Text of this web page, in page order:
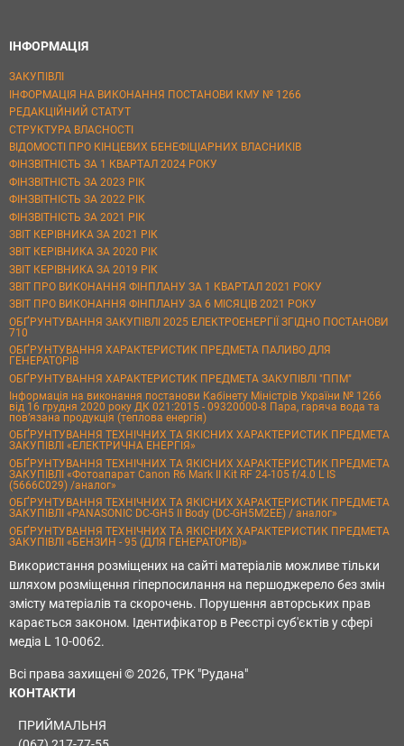
ІНФОРМАЦІЯ
ЗАКУПІВЛІ
ІНФОРМАЦІЯ НА ВИКОНАННЯ ПОСТАНОВИ КМУ № 1266
РЕДАКЦІЙНИЙ СТАТУТ
СТРУКТУРА ВЛАСНОСТІ
ВІДОМОСТІ ПРО КІНЦЕВИХ БЕНЕФІЦІАРНИХ ВЛАСНИКІВ
ФІНЗВІТНІСТЬ ЗА 1 КВАРТАЛ 2024 РОКУ
ФІНЗВІТНІСТЬ ЗА 2023 РІК
ФІНЗВІТНІСТЬ ЗА 2022 РІК
ФІНЗВІТНІСТЬ ЗА 2021 РІК
ЗВІТ КЕРІВНИКА ЗА 2021 РІК
ЗВІТ КЕРІВНИКА ЗА 2020 РІК
ЗВІТ КЕРІВНИКА ЗА 2019 РІК
ЗВІТ ПРО ВИКОНАННЯ ФІНПЛАНУ ЗА 1 КВАРТАЛ 2021 РОКУ
ЗВІТ ПРО ВИКОНАННЯ ФІНПЛАНУ ЗА 6 МІСЯЦІВ 2021 РОКУ
ОБҐРУНТУВАННЯ ЗАКУПІВЛІ 2025 ЕЛЕКТРОЕНЕРГІЇ ЗГІДНО ПОСТАНОВИ
710
ОБҐРУНТУВАННЯ ХАРАКТЕРИСТИК ПРЕДМЕТА ПАЛИВО ДЛЯ
ГЕНЕРАТОРІВ
ОБҐРУНТУВАННЯ ХАРАКТЕРИСТИК ПРЕДМЕТА ЗАКУПІВЛІ "ППМ"
Інформація на виконання постанови Кабінету Міністрів України № 1266
від 16 грудня 2020 року ДК 021:2015 - 09320000-8 Пара, гаряча вода та
пов’язана продукція (теплова енергія)
ОБҐРУНТУВАННЯ ТЕХНІЧНИХ ТА ЯКІСНИХ ХАРАКТЕРИСТИК ПРЕДМЕТА
ЗАКУПІВЛІ «ЕЛЕКТРИЧНА ЕНЕРГІЯ»
ОБҐРУНТУВАННЯ ТЕХНІЧНИХ ТА ЯКІСНИХ ХАРАКТЕРИСТИК ПРЕДМЕТА
ЗАКУПІВЛІ «Фотоапарат Canon R6 Mark II Kit RF 24-105 f/4.0 L IS
(5666C029) /аналог»
ОБҐРУНТУВАННЯ ТЕХНІЧНИХ ТА ЯКІСНИХ ХАРАКТЕРИСТИК ПРЕДМЕТА
ЗАКУПІВЛІ «PANASONIC DC-GH5 II Body (DC-GH5M2EE) / аналог»
ОБҐРУНТУВАННЯ ТЕХНІЧНИХ ТА ЯКІСНИХ ХАРАКТЕРИСТИК ПРЕДМЕТА
ЗАКУПІВЛІ «БЕНЗИН - 95 (ДЛЯ ГЕНЕРАТОРІВ)»
Використання розміщених на сайті матеріалів можливе тільки
шляхом розміщення гіперпосилання на першоджерело без змін
змісту матеріалів та скорочень. Порушення авторських прав
карається законом. Ідентифікатор в Реєстрі суб'єктів у сфері
медіа L 10-0062.
Всі права захищені © 2026, ТРК "Рудана"
КОНТАКТИ
ПРИЙМАЛЬНЯ